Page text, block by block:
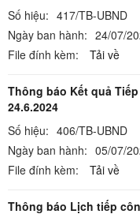
Số hiệu: 417/TB-UBND
Ngày ban hành: 24/07/
File đính kèm:
Tải về
Thông báo Kết quả
24.6.2024
Số hiệu: 406/TB-UBND
Ngày ban hành: 05/07/
File đính kèm:
Tải về
Thông báo Lịch tiếp